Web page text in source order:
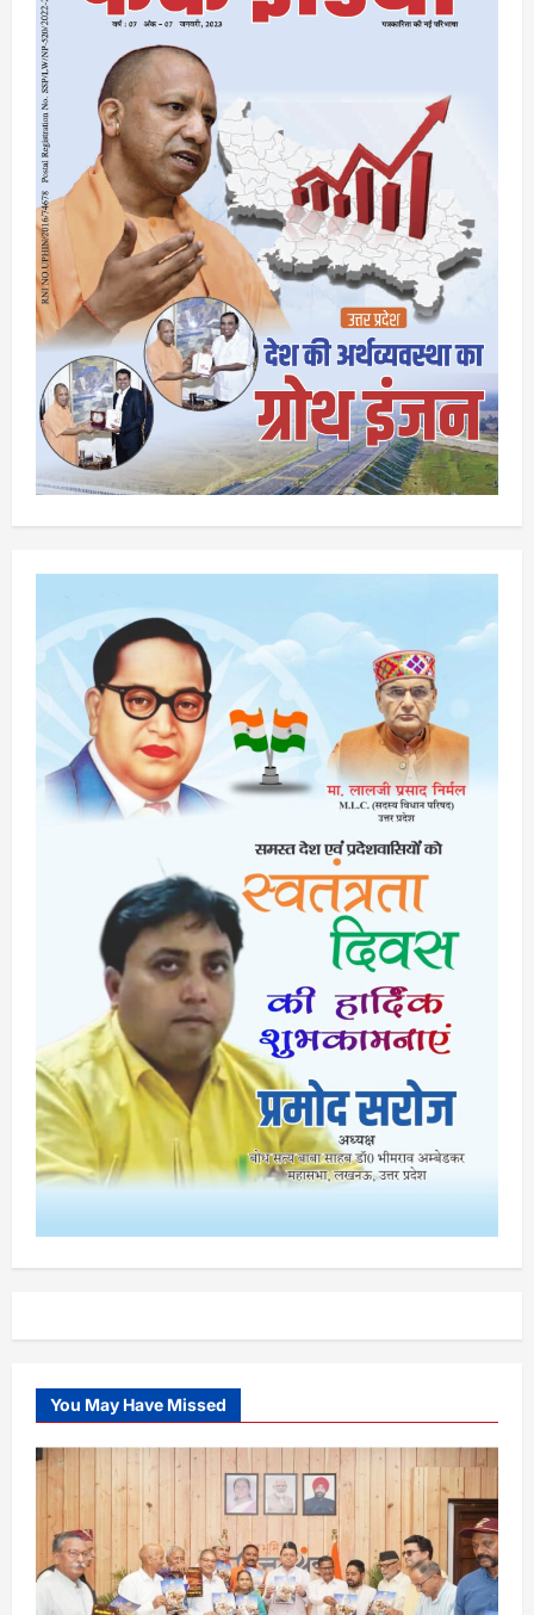
You May Have Missed